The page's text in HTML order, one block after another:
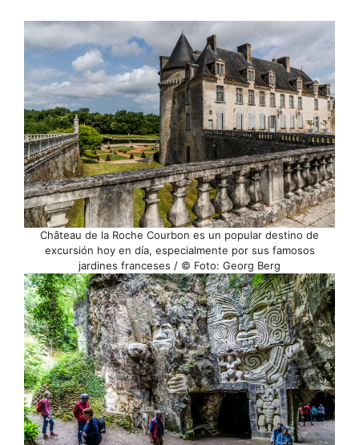
Château de la Roche Courbon es un popular destino de
excursión hoy en día, especialmente por sus famosos
jardines franceses / © Foto: Georg Berg